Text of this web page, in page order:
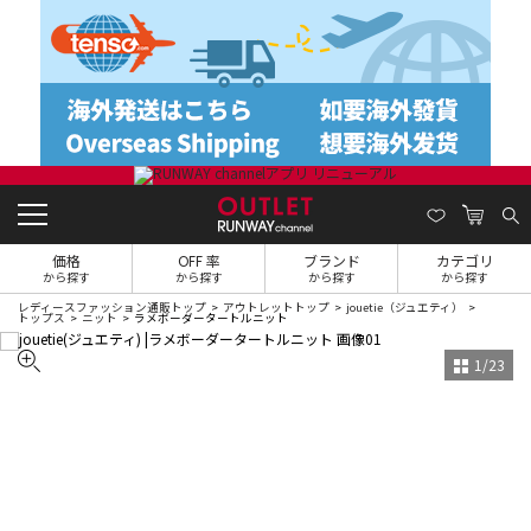
価格
から探す
OFF 率
から探す
ブランド
から探す
カテゴリ
から探す
レディースファッション通販トップ アウトレットトップ jouetie（ジュエティ）
トップス ニット ラメボーダータートルニット
1 /23